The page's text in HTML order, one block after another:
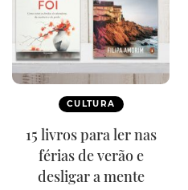
CULTURA
15 livros para ler nas
férias de verão e
desligar a mente